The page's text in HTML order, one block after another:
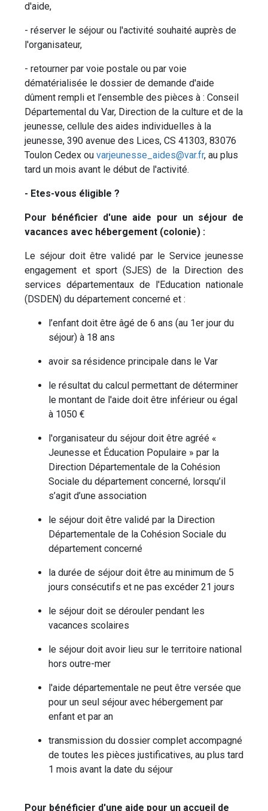
d'aide,
- réserver le séjour ou l'activité souhaité auprès de
l'organisateur,
- retourner par voie postale ou par voie
dématérialisée le dossier de demande d'aide
dûment rempli et l’ensemble des pièces à : Conseil
Départemental du Var, Direction de la culture et de la
jeunesse, cellule des aides individuelles à la
jeunesse, 390 avenue des Lices, CS 41303, 83076
Toulon Cedex ou varjeunesse_aides@var.fr, au plus
tard un mois avant le début de l'activité.
- Etes-vous éligible ?
Pour bénéficier d'une aide pour un séjour de
vacances avec hébergement (colonie) :
Le séjour doit être validé par le Service jeunesse
engagement et sport (SJES) de la Direction des
services départementaux de l'Education nationale
(DSDEN) du département concerné et :
l’enfant doit être âgé de 6 ans (au 1er jour du
séjour) à 18 ans
avoir sa résidence principale dans le Var
le résultat du calcul permettant de déterminer
le montant de l'aide doit être inférieur ou égal
à 1050 €
l'organisateur du séjour doit être agréé «
Jeunesse et Éducation Populaire » par la
Direction Départementale de la Cohésion
Sociale du département concerné, lorsqu’il
s’agit d’une association
le séjour doit être validé par la Direction
Départementale de la Cohésion Sociale du
département concerné
la durée de séjour doit être au minimum de 5
jours consécutifs et ne pas excéder 21 jours
le séjour doit se dérouler pendant les
vacances scolaires
le séjour doit avoir lieu sur le territoire national
hors outre-mer
l'aide départementale ne peut être versée que
pour un seul séjour avec hébergement par
enfant et par an
transmission du dossier complet accompagné
de toutes les pièces justificatives, au plus tard
1 mois avant la date du séjour
Pour bénéficier d'une aide pour un accueil de